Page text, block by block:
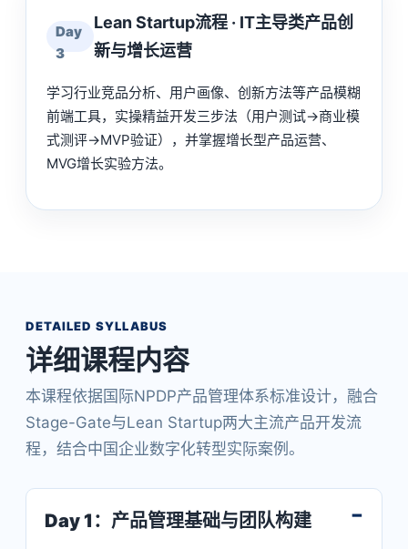
Day
3
Lean Startup流程 · IT主导类产品创
新与增长运营
学习行业竞品分析、用户画像、创新方法等产品模糊
前端工具，实操精益开发三步法（用户测试→商业模
式测评→MVP验证），并掌握增长型产品运营、
MVG增长实验方法。
DETAILED SYLLABUS
详细课程内容
本课程依据国际NPDP产品管理体系标准设计，融合
Stage-Gate与Lean Startup两大主流产品开发流
程，结合中国企业数字化转型实际案例。
Day 1：产品管理基础与团队构建